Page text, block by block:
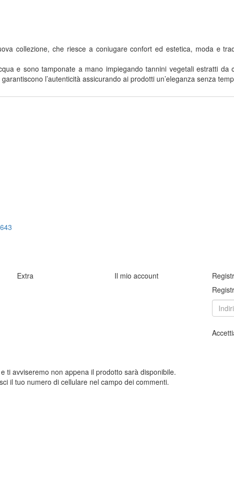
collezione, che riesce a coniugare confort ed estetica, moda e
e sono tamponate a mano impiegando tannini vegetali estratti
l’autenticità assicurando ai prodotti un’eleganza senza
Extra Il mio account
ti avviseremo non appena il prodotto sarà disponibile.
il tuo numero di cellulare nel campo dei commenti.